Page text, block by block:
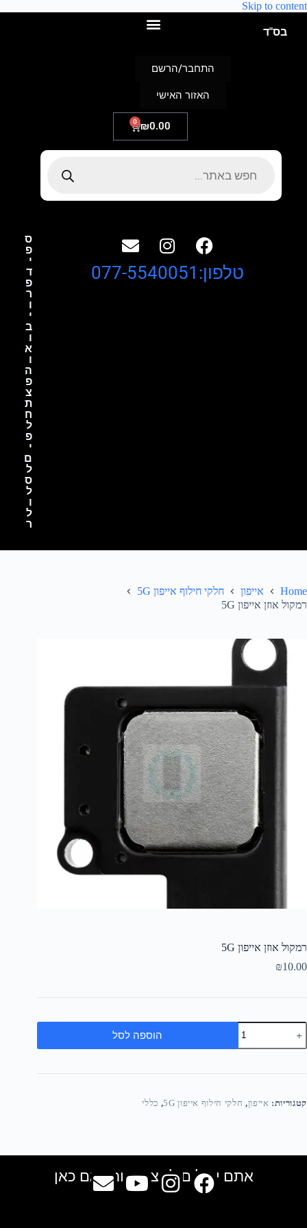
Skip to content
בס"ד
₪0.00
0
התחבר/הרשם
האזור האישי
ס
פ
י
ד
פ
ר
ו
י
ב
ו
א
ו
ה
פ
צ
ת
ח
ל
פ
י
ם
ל
ס
ל
ו
ל
ר
טלפון:077-5540051
Home אייפון
חלקי חילוף אייפון 5G
רמקול אוזן אייפון 5G
רמקול אוזן אייפון 5G
₪10.00
הוספה לסל
קטגוריות: אייפון, חלקי חילוף אייפון 5G , כללי
אתם יכולים למצוא אותנו גם כאן